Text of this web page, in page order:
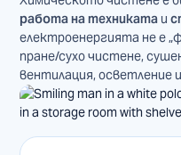
работа на техниката и
електроенергията не е
пране/сухо чистене,
вентилация, осветление